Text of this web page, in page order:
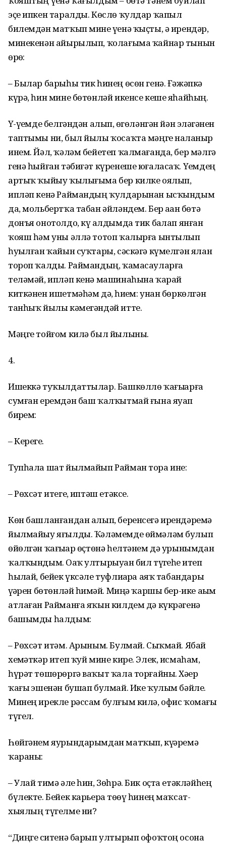
эҫе ипкен таралды. Көслө ҡулдар ҡапыл
билемдән матҡып мине үҙенә ҡыҫты, ә ирендәр,
минекенән айырылып, ҡолағыма ҡайнар тынын
өрҙө:
– Былар барыһы тик һинең өсөн генә. Ғәжәпкә
күрә, һин мине бөтөнләй икенсе кеше яһайһың.
Үҙ-үҙемде белгәндән алып, өҙгөләнгән йән эҙләгәнен
таптымы ни, был йылы ҡосаҡта мәңге наҙланыр
инем. Йәл, ҡәләм бейетеп ҡалмағанда, бер мәлгә
генә һыйған тәбиғәт күренеше юғаласаҡ. Үҙемдең
артыҡ ҡыйыу ҡылығыма бер килке оялып,
ипләп кенә Раймандың ҡулдарынан ысҡындым
да, мольбертҡа табан әйләндем. Бер аҙҙан бөтә
донъя онотолдо, күҙ алдымда тик баҙлап янған
ҡояш һәм уны әллә тотоп ҡалырға ынтылып
һуҙылған ҡайын суҡтары, сәскәгә күмелгән ялан
тороп ҡалды. Раймандың, ҡамасауларға
теләмәй, ипләп кенә машинаһына ҡарай
киткәнен ишетмәһәм дә, һиҙҙем: унан бөркөлгән
танһыҡ йылы кәмегәндәй итте.
Мәңге тойғом килә был йылыны.
4.
Ишеккә туҡылдаттылар. Башкөллө ҡағыҙҙарға
сумған еремдән баш ҡалҡытмай ғына яуап
бирҙем:
– Керегеҙ.
Тупһала шат йылмайып Райман тора ине:
– Рөхсәт итегеҙ, иптәш етәксе.
Көн башланғандан алып, беренсегә ирендәремә
йылмайыу яғылды. Ҡәләмемде өймәләм булып
өйөлгән ҡағыҙҙар өҫтөнә һелтәнем дә урынымдан
ҡалҡындым. Оҙаҡ ултырыуҙан бил түҙгеһеҙ итеп
һыҙлай, бейек үксәле туфлиҙарҙа аяҡ табандары
үҙҙәрен бөтөнләй һиҙмәй. Миңә ҡаршы бер-ике аҙым
атлаған Райманға яҡын килдем дә күкрәгенә
башымды һалдым:
– Рөхсәт итәм. Арыным. Булмай. Сыҡмай. Ябай
хеҙмәткәр итеп ҡуй мине кире. Элек, исмаһам,
һүрәт төшөрөргә ваҡыт ҡала торғайны. Хәҙер
ҡағыҙ эшенән бушап булмай. Ике ҡулым бәйле.
Минең ирекле рәссам булғым килә, офис ҡомағы
түгел.
Һөйгәнем яурындарымдан матҡып, күҙҙәремә
ҡараны:
– Улай тимә әле һин, Зөһрә. Бик оҫта етәкләйһең
бүлекте. Бейек карьера төҙөү һинең маҡсат-
хыялың түгелме ни?
“Диңгеҙ ситенә барып ултырып офоҡтоң осона